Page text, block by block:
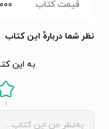
قیمت کتاب
نظر شما دربارهٔ این کتاب
به این
۱